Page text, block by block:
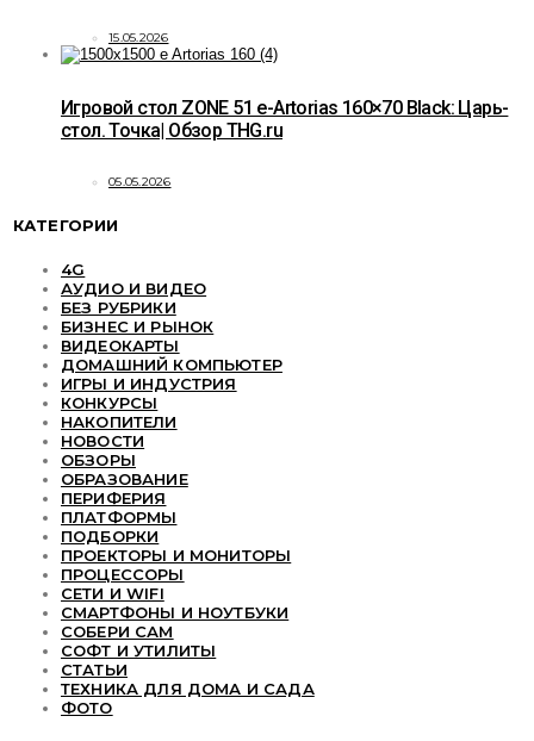
15.05.2026
Игровой стол ZONE 51 e-Artorias 160×70 Black: Царь-
стол. Точка| Обзор THG.ru
05.05.2026
КАТЕГОРИИ
4G
АУДИО И ВИДЕО
БЕЗ РУБРИКИ
БИЗНЕС И РЫНОК
ВИДЕОКАРТЫ
ДОМАШНИЙ КОМПЬЮТЕР
ИГРЫ И ИНДУСТРИЯ
КОНКУРСЫ
НАКОПИТЕЛИ
НОВОСТИ
ОБЗОРЫ
ОБРАЗОВАНИЕ
ПЕРИФЕРИЯ
ПЛАТФОРМЫ
ПОДБОРКИ
ПРОЕКТОРЫ И МОНИТОРЫ
ПРОЦЕССОРЫ
СЕТИ И WIFI
СМАРТФОНЫ И НОУТБУКИ
СОБЕРИ САМ
СОФТ И УТИЛИТЫ
СТАТЬИ
ТЕХНИКА ДЛЯ ДОМА И САДА
ФОТО